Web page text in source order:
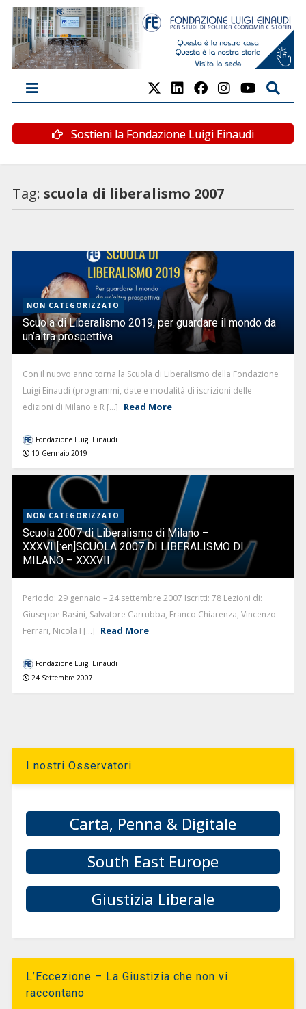
Sostieni la Fondazione Luigi Einaudi
Tag: scuola di liberalismo 2007
NON CATEGORIZZATO
Scuola di Liberalismo 2019, per guardare il mondo da
un’altra prospettiva
Con il nuovo anno torna la Scuola di Liberalismo della Fondazione
Luigi Einaudi (programmi, date e modalità di iscrizioni delle
edizioni di Milano e R [...] Read More
Fondazione Luigi Einaudi
10 Gennaio 2019
NON CATEGORIZZATO
Scuola 2007 di Liberalismo di Milano –
XXXVII[:en]SCUOLA 2007 DI LIBERALISMO DI
MILANO – XXXVII
Periodo: 29 gennaio – 24 settembre 2007 Iscritti: 78 Lezioni di:
Giuseppe Basini, Salvatore Carrubba, Franco Chiarenza, Vincenzo
Ferrari, Nicola I [...] Read More
Fondazione Luigi Einaudi
24 Settembre 2007
I nostri Osservatori
Carta, Penna & Digitale
South East Europe
Giustizia Liberale
L’Eccezione – La Giustizia che non vi
raccontano